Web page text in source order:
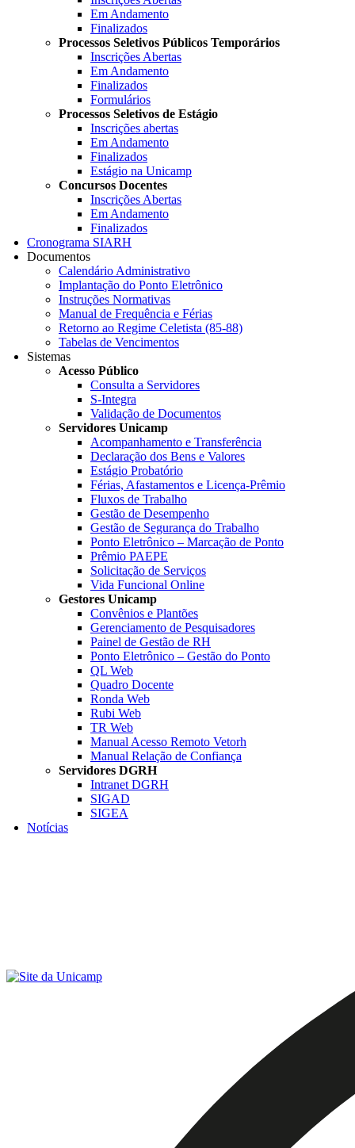
Em Andamento
Finalizados
Processos Seletivos Públicos Temporários
Inscrições Abertas
Em Andamento
Finalizados
Formulários
Processos Seletivos de Estágio
Inscrições abertas
Em Andamento
Finalizados
Estágio na Unicamp
Concursos Docentes
Inscrições Abertas
Em Andamento
Finalizados
Cronograma SIARH
Documentos
Calendário Administrativo
Implantação do Ponto Eletrônico
Instruções Normativas
Manual de Frequência e Férias
Retorno ao Regime Celetista (85-88)
Tabelas de Vencimentos
Sistemas
Acesso Público
Consulta a Servidores
S-Integra
Validação de Documentos
Servidores Unicamp
Acompanhamento e Transferência
Declaração dos Bens e Valores
Estágio Probatório
Férias, Afastamentos e Licença-Prêmio
Fluxos de Trabalho
Gestão de Desempenho
Gestão de Segurança do Trabalho
Ponto Eletrônico – Marcação de Ponto
Prêmio PAEPE
Solicitação de Serviços
Vida Funcional Online
Gestores Unicamp
Convênios e Plantões
Gerenciamento de Pesquisadores
Painel de Gestão de RH
Ponto Eletrônico – Gestão do Ponto
QL Web
Quadro Docente
Ronda Web
Rubi Web
TR Web
Manual Acesso Remoto Vetorh
Manual Relação de Confiança
Servidores DGRH
Intranet DGRH
SIGAD
SIGEA
Notícias